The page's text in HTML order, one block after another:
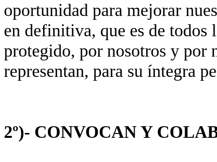
oportunidad para mejorar
en definitiva, que es de todos
protegido, por nosotros y por
representan, para su íntegra
2º)- CONVOCAN Y